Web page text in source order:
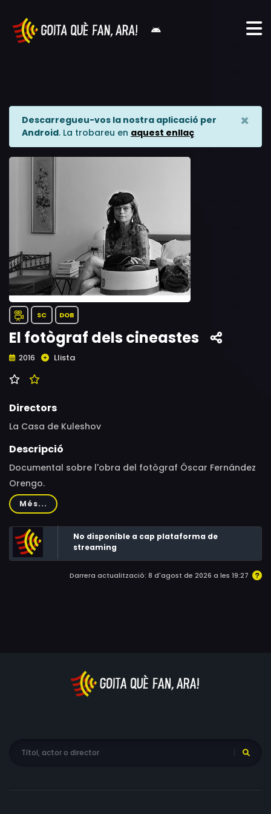
Descarregueu-vos la nostra aplicació per
Android. La trobareu en aquest enllaç
×
SC DOB
El fotògraf dels cineastes
2016 Llista
Directors
La Casa de Kuleshov
Descripció
Documental sobre l'obra del fotògraf Óscar Fernández
Orengo.
Més...
No disponible a cap plataforma de
streaming
Darrera actualització: 8 d'agost de 2026 a les 19:27